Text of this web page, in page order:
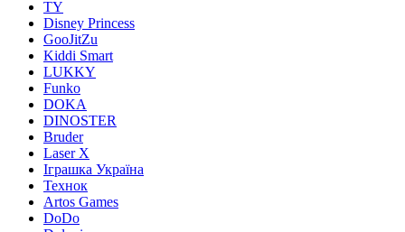
TY
Disney Princess
GooJitZu
Kiddi Smart
LUKKY
Funko
DOKA
DINOSTER
Bruder
Laser X
Іграшка Україна
Технок
Artos Games
DoDo